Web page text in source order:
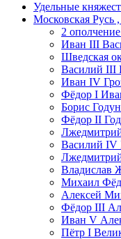
Удельные
Московская Русь
2
Иван III
Шведская
Василий III
Иван IV
Фёдор I
Борис
Фёдор II
Василий IV
Владислав
Михаил
Алексей
Фёдор III
Иван V
Пётр I